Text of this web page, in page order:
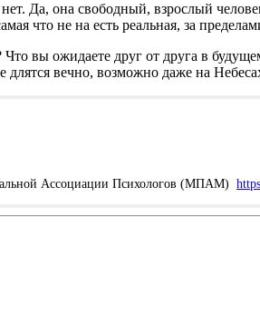
Да, она свободный, взрослый
что не на есть реальная, за
Что вы ожидаете друг от друга в
вечно, возможно даже на
Ассоциации Психологов (МПАМ)